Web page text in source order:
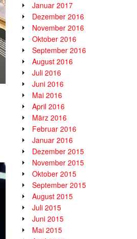
Januar 2017
Dezember 2016
November 2016
Oktober 2016
September 2016
August 2016
Juli 2016
Juni 2016
Mai 2016
April 2016
März 2016
Februar 2016
Januar 2016
Dezember 2015
November 2015
Oktober 2015
September 2015
August 2015
Juli 2015
Juni 2015
Mai 2015